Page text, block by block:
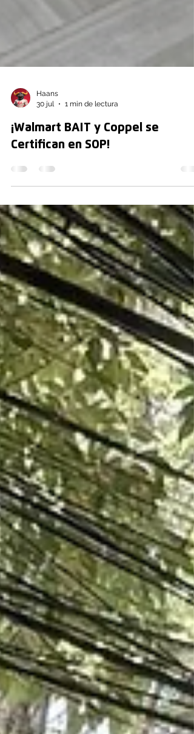
30 jul
1 min de lectura
¡Walmart BAIT y Coppel se
Certifican en SOP!